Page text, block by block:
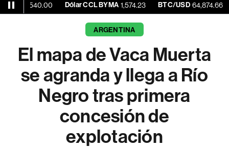
Dólar CCL BYMA 1,574.23 BTC/USD 64,874.66 +0.90%
ARGENTINA
El mapa de Vaca Muerta
se agranda y llega a Río
Negro tras primera
concesión de
explotación